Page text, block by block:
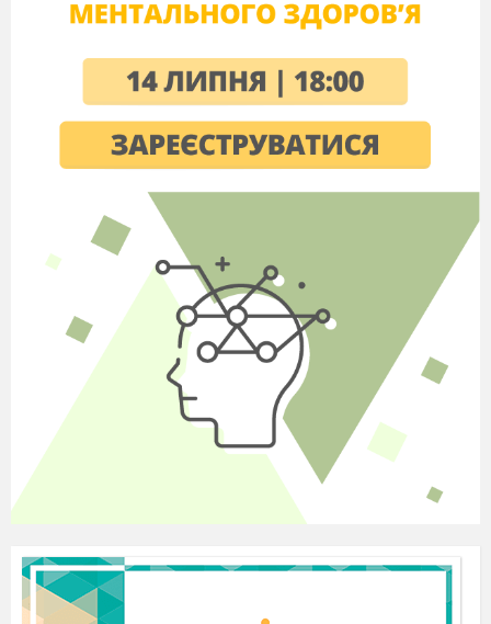
пшениця з медом і
жертви Богові, бо
пшениця з медом -
це сакральна
частина Святої вечері. Мак - символ мучеництва,
Інгредієнти:
пшениця;
волоські горіхи;
мед;
родзинки;
вода або узвар.
Спосіб приготування:
Пшеницю відварюємо так, щоби вона була м’якою, але
не розвареною. Розминаємо мак, щоби з нього "пішло
молочко". Тим часом подрібнюємо волоські горіхи і
ложок меду і ретельно перемішуємо. Заливаємо
отриману кутю невеликою кількістю теплої кип’яченої
води або узваром.